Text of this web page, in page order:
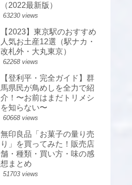
（2022最新版）
63230 views
【2023】東京駅のおすすめ
人気お土産12選（駅ナカ・
改札外・大丸東京）
62268 views
【登利平・完全ガイド】群
馬県民が鳥めしを全力で紹
介！〜お前はまだトリメシ
を知らない〜
60668 views
無印良品「お菓子の量り売
り」を買ってみた！販売店
舗・種類・買い方・味の感
想まとめ
51703 views